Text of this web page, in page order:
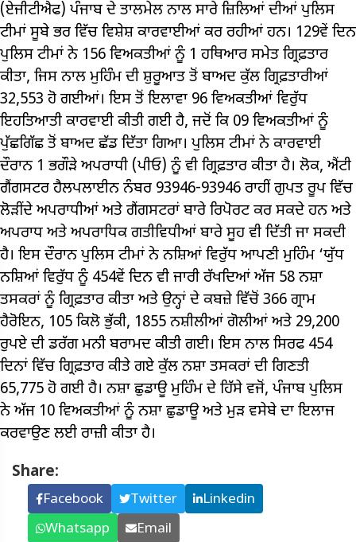
(ਏਜੀਟੀਐਫ) ਪੰਜਾਬ ਦੇ ਤਾਲਮੇਲ ਨਾਲ ਸਾਰੇ ਜ਼ਿਲਿਆਂ ਦੀਆਂ ਪੁਲਿਸ
ਟੀਮਾਂ ਸੂਬੇ ਭਰ ਵਿੱਚ ਵਿਸ਼ੇਸ਼ ਕਾਰਵਾਈਆਂ ਕਰ ਰਹੀਆਂ ਹਨ। 129ਵੇਂ ਦਿਨ
ਪੁਲਿਸ ਟੀਮਾਂ ਨੇ 156 ਵਿਅਕਤੀਆਂ ਨੂੰ 1 ਹਥਿਆਰ ਸਮੇਤ ਗ੍ਰਿਫ਼ਤਾਰ
ਕੀਤਾ, ਜਿਸ ਨਾਲ ਮੁਹਿੰਮ ਦੀ ਸ਼ੁਰੂਆਤ ਤੋਂ ਬਾਅਦ ਕੁੱਲ ਗ੍ਰਿਫ਼ਤਾਰੀਆਂ
32,553 ਹੋ ਗਈਆਂ। ਇਸ ਤੋਂ ਇਲਾਵਾ 96 ਵਿਅਕਤੀਆਂ ਵਿਰੁੱਧ
ਇਹਤਿਆਤੀ ਕਾਰਵਾਈ ਕੀਤੀ ਗਈ ਹੈ, ਜਦੋਂ ਕਿ 09 ਵਿਅਕਤੀਆਂ ਨੂੰ
ਪੁੱਛਗਿੱਛ ਤੋਂ ਬਾਅਦ ਛੱਡ ਦਿੱਤਾ ਗਿਆ। ਪੁਲਿਸ ਟੀਮਾਂ ਨੇ ਕਾਰਵਾਈ
ਦੌਰਾਨ 1 ਭਗੌੜੇ ਅਪਰਾਧੀ (ਪੀਓ) ਨੂੰ ਵੀ ਗ੍ਰਿਫ਼ਤਾਰ ਕੀਤਾ ਹੈ। ਲੋਕ, ਐਂਟੀ
ਗੈਂਗਸਟਰ ਹੈਲਪਲਾਈਨ ਨੰਬਰ 93946-93946 ਰਾਹੀਂ ਗੁਪਤ ਰੂਪ ਵਿੱਚ
ਲੋੜੀਂਦੇ ਅਪਰਾਧੀਆਂ ਅਤੇ ਗੈਂਗਸਟਰਾਂ ਬਾਰੇ ਰਿਪੋਰਟ ਕਰ ਸਕਦੇ ਹਨ ਅਤੇ
ਅਪਰਾਧ ਅਤੇ ਅਪਰਾਧਿਕ ਗਤੀਵਿਧੀਆਂ ਬਾਰੇ ਸੂਹ ਵੀ ਦਿੱਤੀ ਜਾ ਸਕਦੀ
ਹੈ। ਇਸ ਦੌਰਾਨ ਪੁਲਿਸ ਟੀਮਾਂ ਨੇ ਨਸ਼ਿਆਂ ਵਿਰੁੱਧ ਆਪਣੀ ਮੁਹਿੰਮ ‘ਯੁੱਧ
ਨਸ਼ਿਆਂ ਵਿਰੁੱਧ ਨੂੰ 454ਵੇਂ ਦਿਨ ਵੀ ਜਾਰੀ ਰੱਖਦਿਆਂ ਅੱਜ 58 ਨਸ਼ਾ
ਤਸਕਰਾਂ ਨੂੰ ਗ੍ਰਿਫ਼ਤਾਰ ਕੀਤਾ ਅਤੇ ਉਨ੍ਹਾਂ ਦੇ ਕਬਜ਼ੇ ਵਿੱਚੋਂ 366 ਗ੍ਰਾਮ
ਹੈਰੋਇਨ, 105 ਕਿਲੋ ਭੁੱਕੀ, 1855 ਨਸ਼ੀਲੀਆਂ ਗੋਲੀਆਂ ਅਤੇ 29,200
ਰੁਪਏ ਦੀ ਡਰੱਗ ਮਨੀ ਬਰਾਮਦ ਕੀਤੀ ਗਈ। ਇਸ ਨਾਲ ਸਿਰਫ 454
ਦਿਨਾਂ ਵਿੱਚ ਗ੍ਰਿਫ਼ਤਾਰ ਕੀਤੇ ਗਏ ਕੁੱਲ ਨਸ਼ਾ ਤਸਕਰਾਂ ਦੀ ਗਿਣਤੀ
65,775 ਹੋ ਗਈ ਹੈ। ਨਸ਼ਾ ਛੁਡਾਊ ਮੁਹਿੰਮ ਦੇ ਹਿੱਸੇ ਵਜੋਂ, ਪੰਜਾਬ ਪੁਲਿਸ
ਨੇ ਅੱਜ 10 ਵਿਅਕਤੀਆਂ ਨੂੰ ਨਸ਼ਾ ਛੁਡਾਊ ਅਤੇ ਮੁੜ ਵਸੇਬੇ ਦਾ ਇਲਾਜ
ਕਰਵਾਉਣ ਲਈ ਰਾਜ਼ੀ ਕੀਤਾ ਹੈ।
Share:
Facebook Twitter
Linkedin
Whatsapp
Email